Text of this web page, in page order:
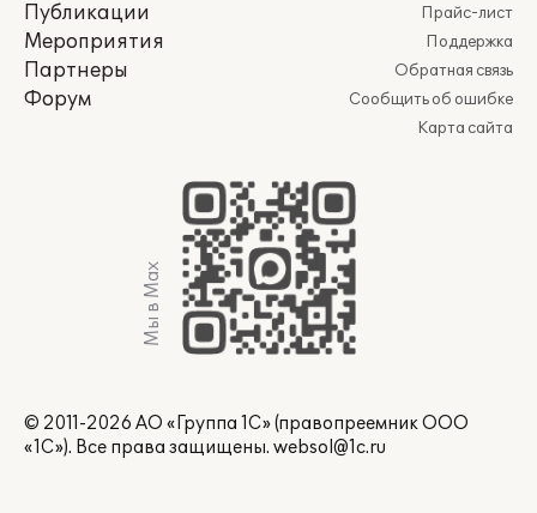
Публикации
Мероприятия
Партнеры
Форум
Прайс-лист
Поддержка
Обратная связь
Сообщить об ошибке
Карта сайта
Мы в Max
© 2011-2026 АО «Группа 1С» (правопреемник ООО
«1С»). Все права защищены. websol@1c.ru